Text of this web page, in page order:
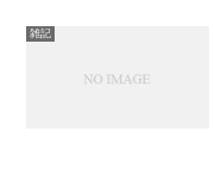
雑記